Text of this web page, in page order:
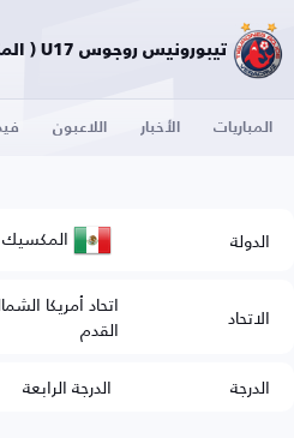
تيبورونيس روجوس U17 ( المكسيك )
المباريات الأخبار اللاعبون
الدولة المكسيك
الاتحاد اتحاد أمريكا
القدم
الدرجة
الدرجة الرابعة